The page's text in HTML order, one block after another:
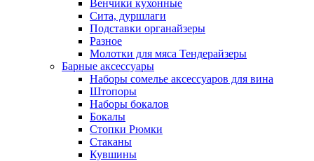
Венчики кухонные
Сита, дуршлаги
Подставки органайзеры
Разное
Молотки для мяса Тендерайзеры
Барные аксессуары
Наборы сомелье аксессуаров для вина
Штопоры
Наборы бокалов
Бокалы
Стопки Рюмки
Стаканы
Кувшины